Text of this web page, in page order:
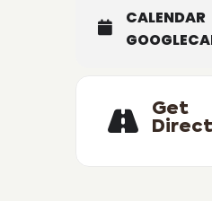
CALENDAR
Get